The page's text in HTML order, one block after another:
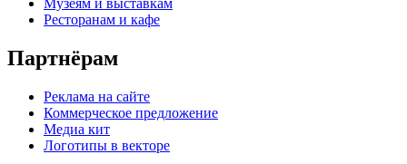
Музеям и выставкам
Ресторанам и кафе
Партнёрам
Реклама на сайте
Коммерческое предложение
Медиа кит
Логотипы в векторе